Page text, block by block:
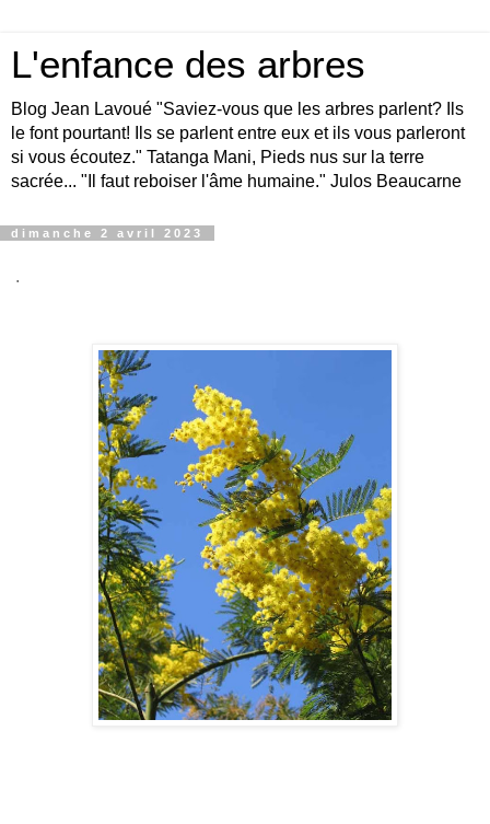
L'enfance des arbres
Blog Jean Lavoué "Saviez-vous que les arbres parlent? Ils
le font pourtant! Ils se parlent entre eux et ils vous parleront
si vous écoutez." Tatanga Mani, Pieds nus sur la terre
sacrée... "Il faut reboiser l'âme humaine." Julos Beaucarne
dimanche 2 avril 2023
.